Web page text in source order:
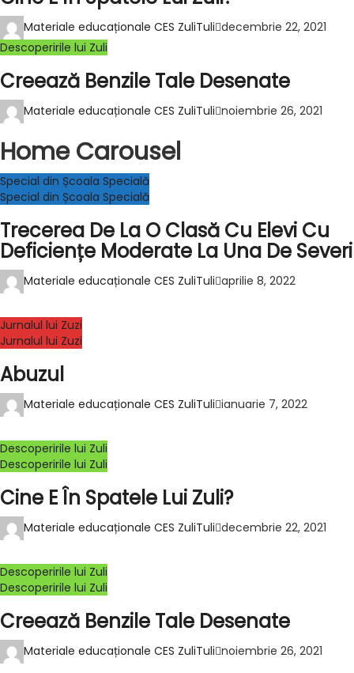
Materiale educaționale CES ZuliTuli decembrie 22, 2021
Descoperirile lui Zuli
Creează Benzile Tale Desenate
Materiale educaționale CES ZuliTuli noiembrie 26, 2021
Home Carousel
Special din Școala Specială
Special din Școala Specială
Trecerea De La O Clasă Cu Elevi Cu
Deficiențe Moderate La Una De Severi
Materiale educaționale CES ZuliTuli aprilie 8, 2022
Jurnalul lui Zuzi
Jurnalul lui Zuzi
Abuzul
Materiale educaționale CES ZuliTuli ianuarie 7, 2022
Descoperirile lui Zuli
Descoperirile lui Zuli
Cine E În Spatele Lui Zuli?
Materiale educaționale CES ZuliTuli decembrie 22, 2021
Descoperirile lui Zuli
Descoperirile lui Zuli
Creează Benzile Tale Desenate
Materiale educaționale CES ZuliTuli noiembrie 26, 2021